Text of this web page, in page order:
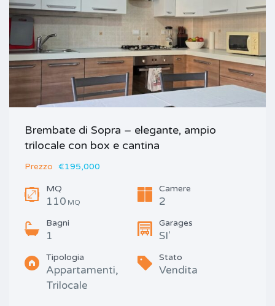
Brembate di Sopra – elegante, ampio
trilocale con box e cantina
Prezzo €195,000
MQ
110 MQ
Camere
2
Bagni
1
Garages
SI'
Tipologia
Appartamenti,
Trilocale
Stato
Vendita